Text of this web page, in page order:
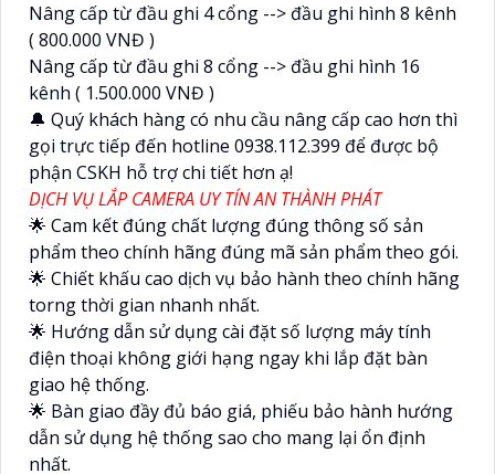
Nâng cấp từ đầu ghi 4 cổng --> đầu ghi hình 8 kênh
( 800.000 VNĐ )
Nâng cấp từ đầu ghi 8 cổng --> đầu ghi hình 16
kênh ( 1.500.000 VNĐ )
🔔 Quý khách hàng có nhu cầu nâng cấp cao hơn thì
gọi trực tiếp đến hotline 0938.112.399 để được bộ
phận CSKH hỗ trợ chi tiết hơn ạ!
DỊCH VỤ LẮP CAMERA UY TÍN AN THÀNH PHÁT
🌟 Cam kết đúng chất lượng đúng thông số sản
phẩm theo chính hãng đúng mã sản phẩm theo gói.
🌟 Chiết khấu cao dịch vụ bảo hành theo chính hãng
torng thời gian nhanh nhất.
🌟 Hướng dẫn sử dụng cài đặt số lượng máy tính
điện thoại không giới hạng ngay khi lắp đặt bàn
giao hệ thống.
🌟 Bàn giao đầy đủ báo giá, phiếu bảo hành hướng
dẫn sử dụng hệ thống sao cho mang lại ổn định
nhất.